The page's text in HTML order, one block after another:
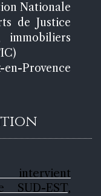
Nationale
de Justice
immobiliers
Provence
SUD-EST,